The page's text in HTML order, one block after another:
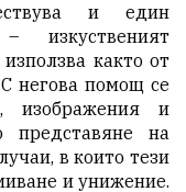
и един
изкуственият
както от
негова помощ се
изображения и
представяне на
в които тези
и унижение.